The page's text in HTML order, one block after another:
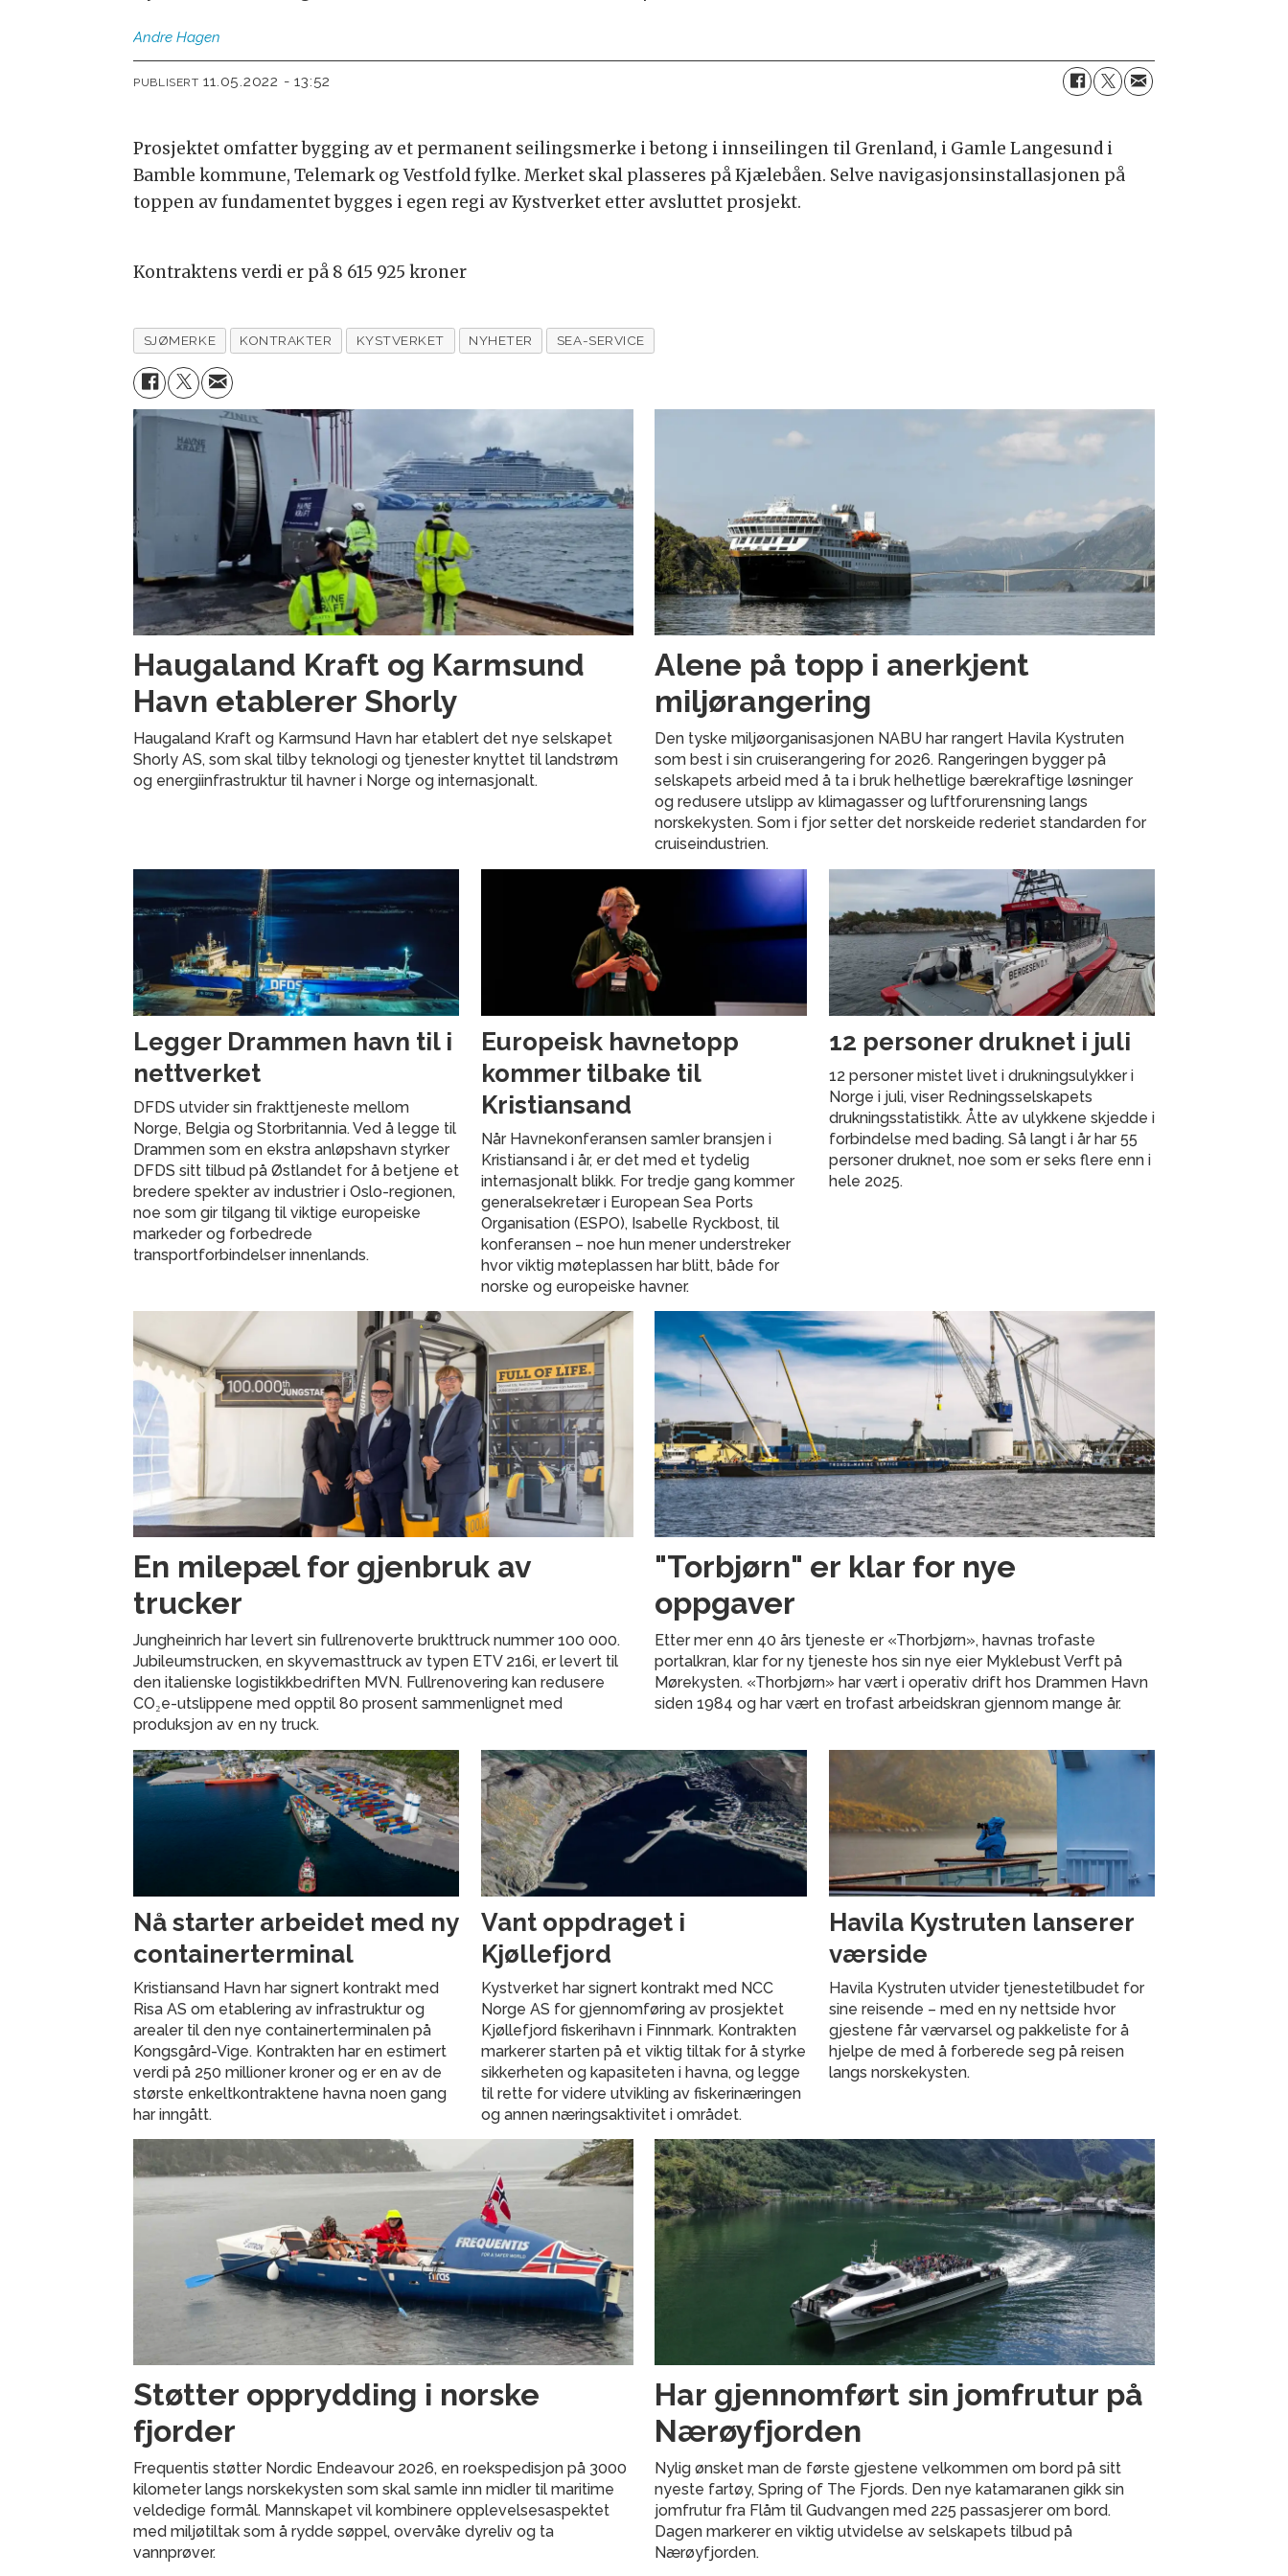
Andre Hagen
PUBLISERT 11.05.2022 - 13:52
Prosjektet omfatter bygging av et permanent seilingsmerke i betong i innseilingen til Grenland, i Gamle Langesund i
Bamble kommune, Telemark og Vestfold fylke. Merket skal plasseres på Kjælebåen. Selve navigasjonsinstallasjonen på
toppen av fundamentet bygges i egen regi av Kystverket etter avsluttet prosjekt.
Kontraktens verdi er på 8 615 925 kroner
SJØMERKE KONTRAKTER KYSTVERKET NYHETER SEA-SERVICE
Haugaland Kraft og Karmsund
Havn etablerer Shorly
Haugaland Kraft og Karmsund Havn har etablert det nye selskapet
Shorly AS, som skal tilby teknologi og tjenester knyttet til landstrøm
og energiinfrastruktur til havner i Norge og internasjonalt.
Alene på topp i anerkjent
miljørangering
Den tyske miljøorganisasjonen NABU har rangert Havila Kystruten
som best i sin cruiserangering for 2026. Rangeringen bygger på
selskapets arbeid med å ta i bruk helhetlige bærekraftige løsninger
og redusere utslipp av klimagasser og luftforurensning langs
norskekysten. Som i fjor setter det norskeide rederiet standarden for
cruiseindustrien.
Legger Drammen havn til i
nettverket
DFDS utvider sin frakttjeneste mellom
Norge, Belgia og Storbritannia. Ved å legge til
Drammen som en ekstra anløpshavn styrker
DFDS sitt tilbud på Østlandet for å betjene et
bredere spekter av industrier i Oslo-regionen,
noe som gir tilgang til viktige europeiske
markeder og forbedrede
transportforbindelser innenlands.
Europeisk havnetopp
kommer tilbake til
Kristiansand
Når Havnekonferansen samler bransjen i
Kristiansand i år, er det med et tydelig
internasjonalt blikk. For tredje gang kommer
generalsekretær i European Sea Ports
Organisation (ESPO), Isabelle Ryckbost, til
konferansen – noe hun mener understreker
hvor viktig møteplassen har blitt, både for
norske og europeiske havner.
12 personer druknet i juli
12 personer mistet livet i drukningsulykker i
Norge i juli, viser Redningsselskapets
drukningsstatistikk. Åtte av ulykkene skjedde i
forbindelse med bading. Så langt i år har 55
personer druknet, noe som er seks flere enn i
hele 2025.
En milepæl for gjenbruk av
trucker
Jungheinrich har levert sin fullrenoverte brukttruck nummer 100 000.
Jubileumstrucken, en skyvemasttruck av typen ETV 216i, er levert til
den italienske logistikkbedriften MVN. Fullrenovering kan redusere
CO₂e-utslippene med opptil 80 prosent sammenlignet med
produksjon av en ny truck.
"Torbjørn" er klar for nye
oppgaver
Etter mer enn 40 års tjeneste er «Thorbjørn», havnas trofaste
portalkran, klar for ny tjeneste hos sin nye eier Myklebust Verft på
Mørekysten. «Thorbjørn» har vært i operativ drift hos Drammen Havn
siden 1984 og har vært en trofast arbeidskran gjennom mange år.
Nå starter arbeidet med ny
containerterminal
Kristiansand Havn har signert kontrakt med
Risa AS om etablering av infrastruktur og
arealer til den nye containerterminalen på
Kongsgård-Vige. Kontrakten har en estimert
verdi på 250 millioner kroner og er en av de
største enkeltkontraktene havna noen gang
har inngått.
Vant oppdraget i
Kjøllefjord
Kystverket har signert kontrakt med NCC
Norge AS for gjennomføring av prosjektet
Kjøllefjord fiskerihavn i Finnmark. Kontrakten
markerer starten på et viktig tiltak for å styrke
sikkerheten og kapasiteten i havna, og legge
til rette for videre utvikling av fiskerinæringen
og annen næringsaktivitet i området.
Havila Kystruten lanserer
værside
Havila Kystruten utvider tjenestetilbudet for
sine reisende – med en ny nettside hvor
gjestene får værvarsel og pakkeliste for å
hjelpe de med å forberede seg på reisen
langs norskekysten.
Støtter opprydding i norske
fjorder
Frequentis støtter Nordic Endeavour 2026, en roekspedisjon på 3000
kilometer langs norskekysten som skal samle inn midler til maritime
veldedige formål. Mannskapet vil kombinere opplevelsesaspektet
med miljøtiltak som å rydde søppel, overvåke dyreliv og ta
vannprøver.
Har gjennomført sin jomfrutur på
Nærøyfjorden
Nylig ønsket man de første gjestene velkommen om bord på sitt
nyeste fartøy, Spring of The Fjords. Den nye katamaranen gikk sin
jomfrutur fra Flåm til Gudvangen med 225 passasjerer om bord.
Dagen markerer en viktig utvidelse av selskapets tilbud på
Nærøyfjorden.